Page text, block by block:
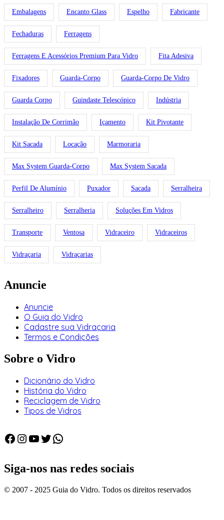
Embalagens Encanto Glass Espelho Fabricante
Fechaduras Ferragens
Ferragens E Acessórios Premium Para Vidro Fita Adesiva
Fixadores Guarda-Corpo Guarda-Corpo De Vidro
Guarda Corpo Guindaste Telescópico Indústria
Instalação De Corrimão Içamento Kit Pivotante
Kit Sacada Locação Marmoraria
Max System Guarda-Corpo Max System Sacada
Perfil De Alumínio Puxador Sacada Serralheira
Serralheiro Serralheria Soluções Em Vidros
Transporte Ventosa Vidraceiro Vidraceiros
Vidraçaria Vidraçarias
Anuncie
Anuncie
O Guia do Vidro
Cadastre sua Vidraçaria
Termos e Condições
Sobre o Vidro
Dicionário do Vidro
História do Vidro
Reciclagem de Vidro
Tipos de Vidros
Facebook
Instagram
Youtube
Twitter
WhatsApp
Siga-nos nas redes sociais
© 2007 - 2025 Guia do Vidro. Todos os direitos reservados